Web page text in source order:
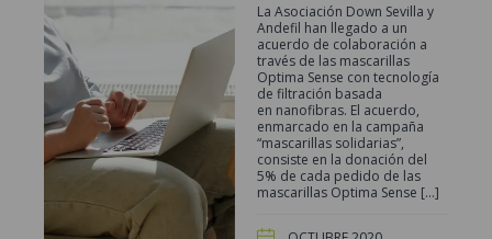
La Asociación Down Sevilla y
Andefil han llegado a un
acuerdo de colaboración a
través de las mascarillas
Optima Sense con tecnología
de filtración basada
en nanofibras. El acuerdo,
enmarcado en la campaña
“mascarillas solidarias”,
consiste en la donación del
5% de cada pedido de las
mascarillas Optima Sense […]